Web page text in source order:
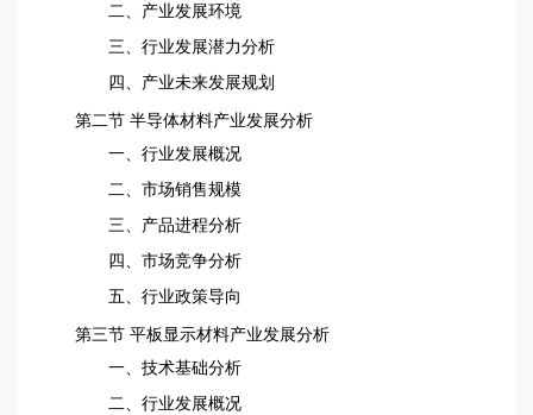
二、产业发展环境
三、行业发展潜力分析
四、产业未来发展规划
第二节 半导体材料产业发展分析
一、行业发展概况
二、市场销售规模
三、产品进程分析
四、市场竞争分析
五、行业政策导向
第三节 平板显示材料产业发展分析
一、技术基础分析
二、行业发展概况